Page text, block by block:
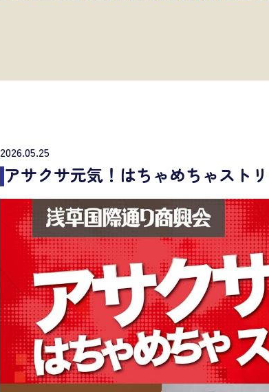
2026.05.25
アサクサ元気！はちゃめちゃスト